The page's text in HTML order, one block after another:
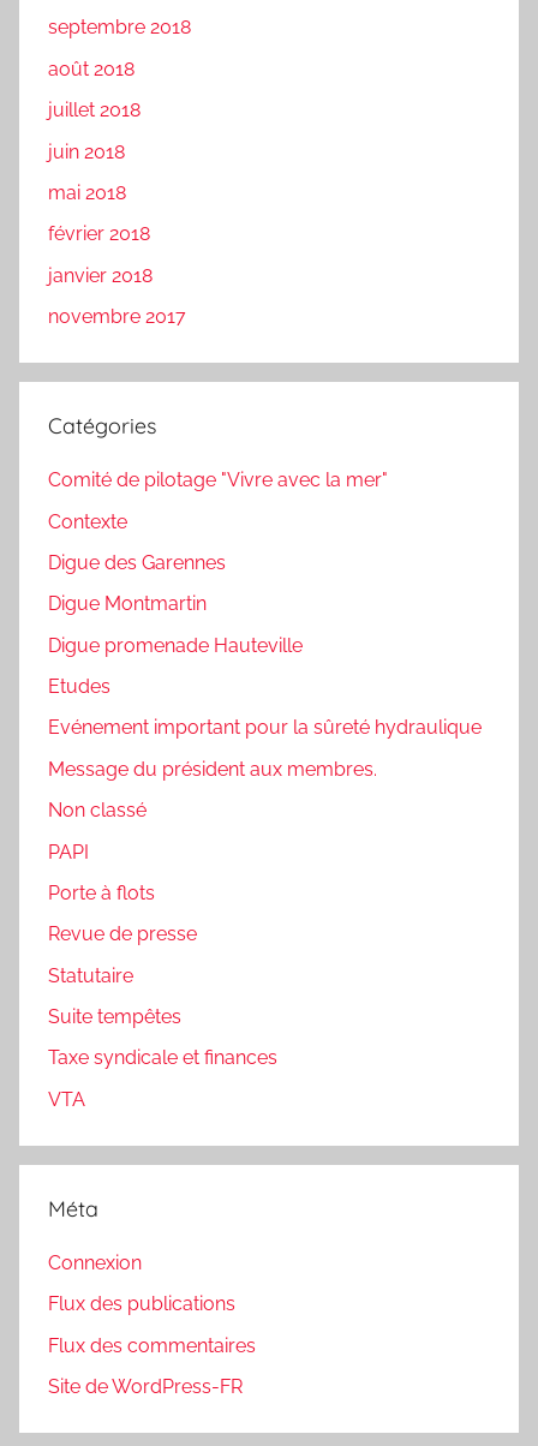
septembre 2018
août 2018
juillet 2018
juin 2018
mai 2018
février 2018
janvier 2018
novembre 2017
Catégories
Comité de pilotage "Vivre avec la mer"
Contexte
Digue des Garennes
Digue Montmartin
Digue promenade Hauteville
Etudes
Evénement important pour la sûreté hydraulique
Message du président aux membres.
Non classé
PAPI
Porte à flots
Revue de presse
Statutaire
Suite tempêtes
Taxe syndicale et finances
VTA
Méta
Connexion
Flux des publications
Flux des commentaires
Site de WordPress-FR